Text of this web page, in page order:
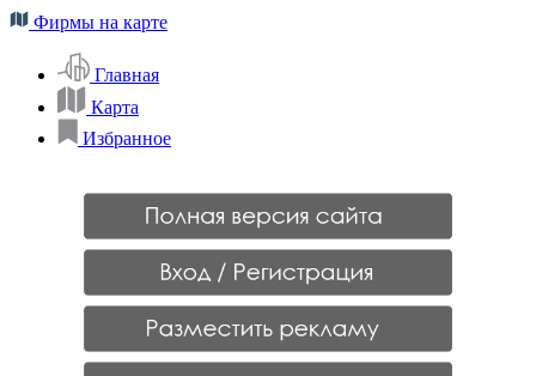
Фирмы на карте
Главная
Карта
Избранное